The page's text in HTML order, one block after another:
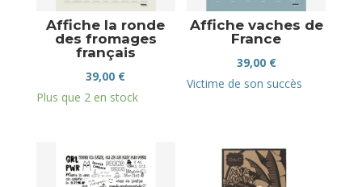
Affiche la ronde
des fromages
français
39,00 €
Plus que 2 en stock
Affiche vaches de
France
39,00 €
Victime de son succès